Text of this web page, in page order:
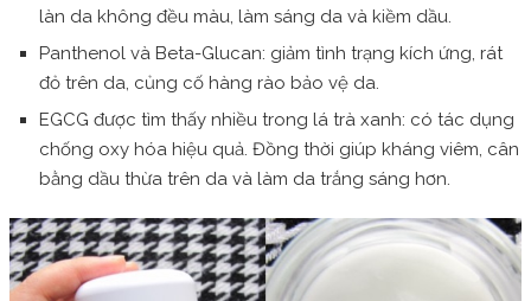
làn da không đều màu, làm sáng da và kiềm dầu.
Panthenol và Beta-Glucan: giảm tình trạng kích ứng, rát
đỏ trên da, củng cố hàng rào bảo vệ da.
EGCG được tìm thấy nhiều trong lá trà xanh: có tác dụng
chống oxy hóa hiệu quả. Đồng thời giúp kháng viêm, cân
bằng dầu thừa trên da và làm da trắng sáng hơn.